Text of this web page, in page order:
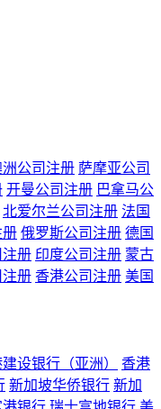
洲公司注册 萨摩亚公司
开曼公司注册 巴拿马公
北爱尔兰公司注册 法国
册 俄罗斯公司注册 德国
注册 印度公司注册 蒙古
册 香港公司注册 美国
设银行（亚洲）
香港
新加坡华侨银行 新加